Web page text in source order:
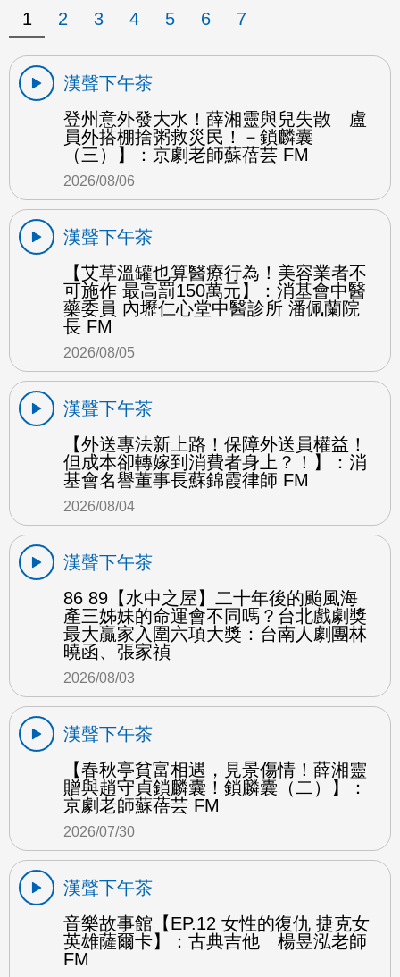
1 2 3 4 5 6 7
漢聲下午茶
登州意外發大水！薛湘靈與兒失散 盧
員外搭棚捨粥救災民！－鎖麟囊
（三）】：京劇老師蘇蓓芸 FM
2026/08/06
漢聲下午茶
【艾草溫罐也算醫療行為！美容業者不
可施作 最高罰150萬元】：消基會中醫
藥委員 內壢仁心堂中醫診所 潘佩蘭院
長 FM
2026/08/05
漢聲下午茶
【外送專法新上路！保障外送員權益！
但成本卻轉嫁到消費者身上？！】：消
基會名譽董事長蘇錦霞律師 FM
2026/08/04
漢聲下午茶
86 89【水中之屋】二十年後的颱風海
產三姊妹的命運會不同嗎？台北戲劇獎
最大贏家入圍六項大獎：台南人劇團林
曉函、張家禎
2026/08/03
漢聲下午茶
【春秋亭貧富相遇，見景傷情！薛湘靈
贈與趙守貞鎖麟囊！鎖麟囊（二）】：
京劇老師蘇蓓芸 FM
2026/07/30
漢聲下午茶
音樂故事館【EP.12 女性的復仇 捷克女
英雄薩爾卡】：古典吉他 楊昱泓老師
FM